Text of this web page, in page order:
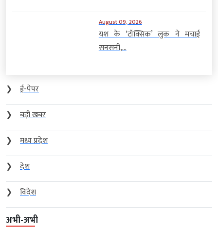
August 09, 2026
यश के ‘टॉक्सिक’ लुक ने मचाई
सनसनी,...
❯
ई-पेपर
❯
बड़ी खबर
❯
मध्य प्रदेश
❯
देश
❯
विदेश
अभी-अभी